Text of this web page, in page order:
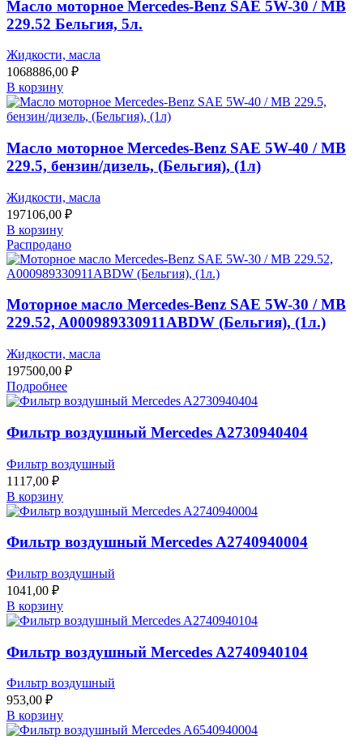
Масло моторное Mercedes-Benz SAE 5W-30 / MB
229.52 Бельгия, 5л.
Жидкости, масла
1068886,00 ₽
В корзину
Масло моторное Mercedes-Benz SAE 5W-40 / MB
229.5, бензин/дизель, (Бельгия), (1л)
Жидкости, масла
197106,00 ₽
В корзину
Распродано
Моторное масло Mercedes-Benz SAE 5W-30 / MB
229.52, A000989330911ABDW (Бельгия), (1л.)
Жидкости, масла
197500,00 ₽
Подробнее
Фильтр воздушный Mercedes A2730940404
Фильтр воздушный
1117,00 ₽
В корзину
Фильтр воздушный Mercedes A2740940004
Фильтр воздушный
1041,00 ₽
В корзину
Фильтр воздушный Mercedes A2740940104
Фильтр воздушный
953,00 ₽
В корзину